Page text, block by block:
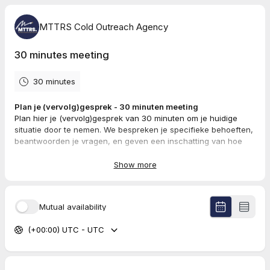
MTTRS Cold Outreach Agency
30 minutes meeting
30 minutes
Plan je (vervolg)gesprek - 30 minuten meeting
Plan hier je (vervolg)gesprek van 30 minuten om je huidige
situatie door te nemen. We bespreken je specifieke behoeften,
beantwoorden je vragen, en geven een inschatting van hoe
een waardevol PlayBook met inzichten over effectieve
outreach, gebaseerd op 20 jaar ervaring. Tot snel op de call!
Show more
Mutual availability
(+00:00) UTC - UTC